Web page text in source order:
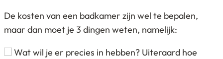
De kosten van een badkamer zijn wel te bepalen,
maar dan moet je 3 dingen weten, namelijk:
Wat wil je er precies in hebben? Uiteraard hoe